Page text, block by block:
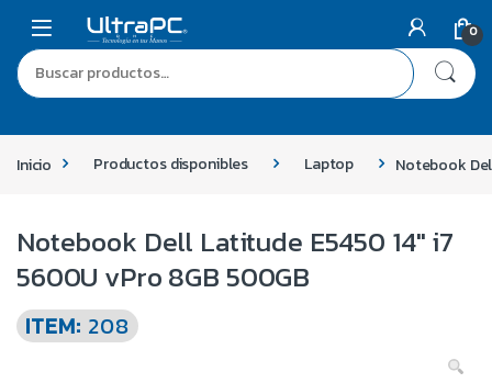
0
Inicio Productos disponibles Laptop Notebook
Notebook Dell Latitude E5450 14″ i7
5600U vPro 8GB 500GB
ITEM: 208